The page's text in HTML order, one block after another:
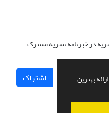
بهترین
در خبرنامه نشریه مشترک
اشتراک